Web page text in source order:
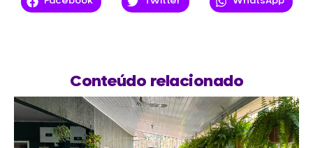
Conteúdo relacionado